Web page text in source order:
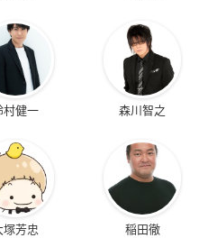
村健一 森川智之
塚芳忠 稲田徹